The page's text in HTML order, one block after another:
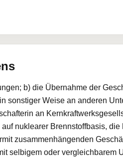
b) die Übernahme der
sonstiger Weise an anderen
an
nuklearer Brennstoffbasis,
zusammenhängenden
selbigem oder vergleichbarem